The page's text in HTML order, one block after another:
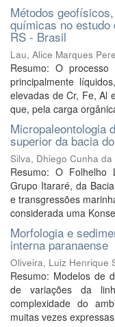
Métodos
químicas no
RS - Brasil
Lau, Alice Marques
Resumo: O
principalmente
elevadas de Cr, Fe, Al
que, pela carga
Micropaleontologia
superior da bacia
Silva, Dhiego Cunha da
Resumo: O Folhelho
Grupo Itararé, da
e transgressões
considerada uma
Morfologia e
interna paranaense
Oliveira, Luiz Henrique
Resumo: Modelos de
de variações da
complexidade do
muitas vezes